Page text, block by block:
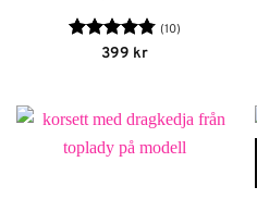
Betygsatt
(10)
399 kr